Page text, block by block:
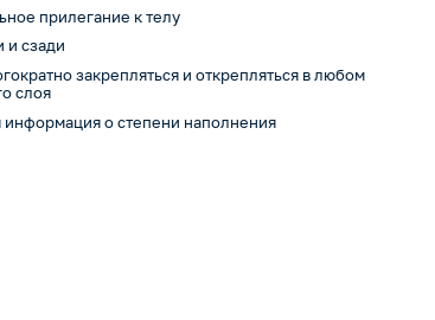
прилегание к телу
и сзади
закрепляться и открепляться в любом
слоя
информация о степени наполнения